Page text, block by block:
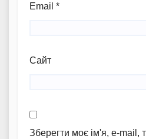
Email *
Сайт
Зберегти моє ім'я, e-mail,